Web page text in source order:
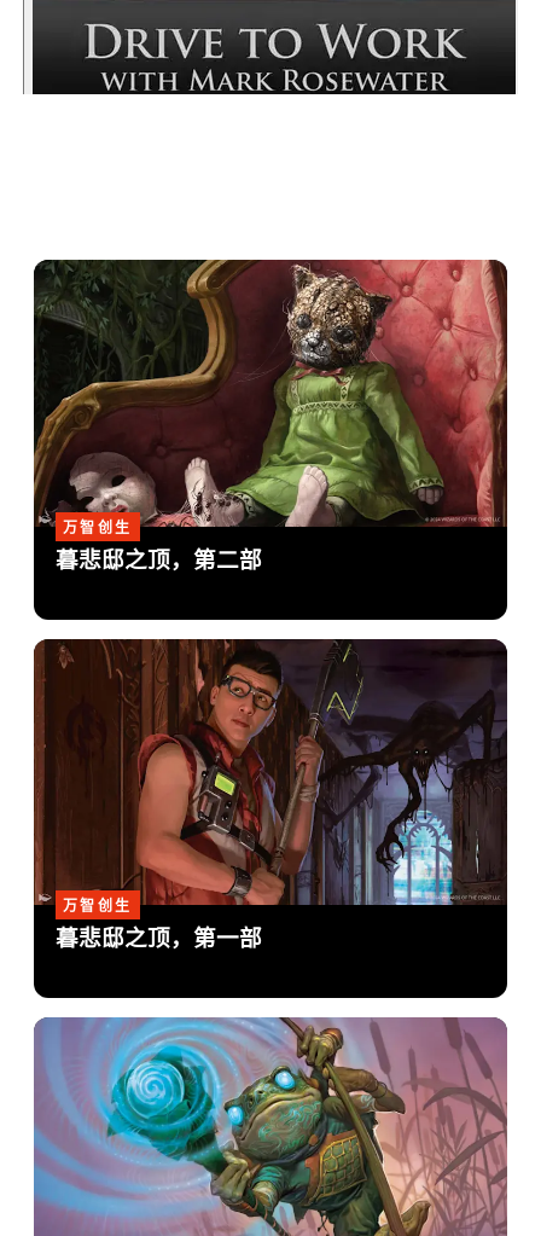
万智创生
暮悲邸之顶，第二部
万智创生
暮悲邸之顶，第一部